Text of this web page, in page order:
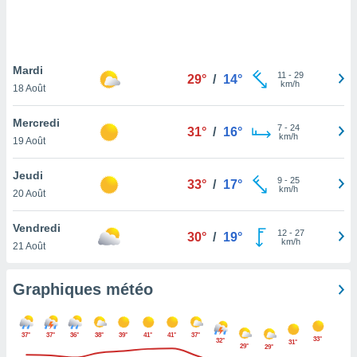
pas
de
à
cas,
que
sur le
et que
ne
Mardi
18 Août
29° / 14° 11 - 29
km/h
Mercredi
19 Août
31° / 16° 7- 24
km/h
Jeudi
20 Août
33° / 17° 9- 25
km/h
Vendredi
21 Août
30° / 19° 12- 27
km/h
Graphiques météo
37° 37° 36° 38° 39° 41° 41° 37°
32°
29° 29°
31° 33°